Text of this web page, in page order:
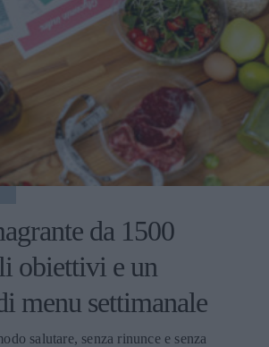
da 1500
obiettivi e un
menu settimanale
salutare, senza rinunce e senza